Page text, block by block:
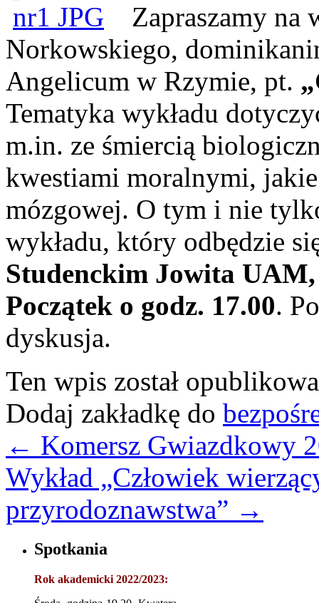
Zapraszamy na
Norkowskiego,
Angelicum w Rzymie, pt.
Tematyka wykładu
m.in. ze śmiercią
kwestiami moralnymi,
mózgowej. O tym i nie
wykładu, który odbędzie
Studenckim Jowita
Początek o godz. 17.00.
dyskusja.
Ten wpis został
Dodaj zakładkę do
← Komersz Gwiazdkowy
Wykład „Człowiek
przyrodoznawstwa” →
Spotkania
Rok akademicki 2022/2023: